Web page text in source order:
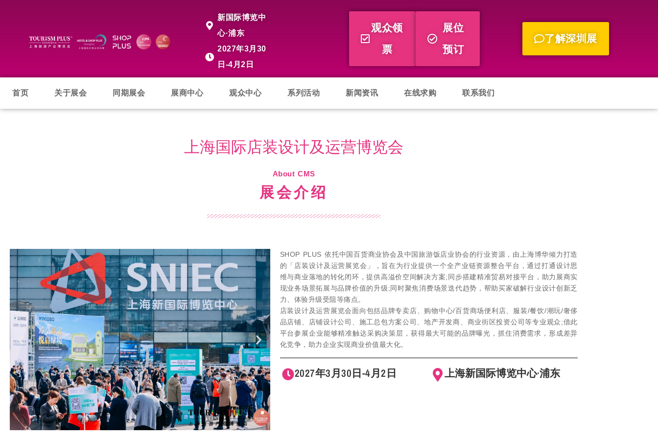
新国际博览中
心·浦东
2027年3月30
日-4月2日
观众领
票
展位
预订
了解深圳展
首页 关于展会 同期展会 展商中心 观众中心 系列活动 新闻资讯 在线求购 联系我们
上海国际店装设计及运营博览会
About CMS
展会介绍
SHOP PLUS 依托中国百货商业协会及中国旅游饭店业协会的行业资源，由上海博华倾力打造
的「店装设计及运营展览会」，旨在为行业提供一个全产业链资源整合平台，通过打通设计思
维与商业落地的转化闭环，提供高溢价空间解决方案;同步搭建精准贸易对接平台，助力展商实
现业务场景拓展与品牌价值的升级;同时聚焦消费场景迭代趋势，帮助买家破解行业设计创新乏
力、体验升级受阻等痛点。
店装设计及运营展览会面向包括品牌专卖店、购物中心/百货商场便利店、服装/餐饮/潮玩/奢侈
品店铺、店铺设计公司、施工总包方案公司、地产开发商、商业街区投资公司等专业观众;借此
平台参展企业能够精准触达采购决策层，获得最大可能的品牌曝光，抓住消费需求，形成差异
化竞争，助力企业实现商业价值最大化。
2027年3月30日-4月2日 上海新国际博览中心·浦东